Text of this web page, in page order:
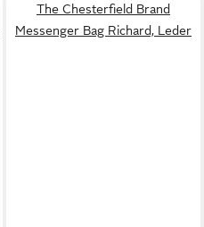
The Chesterfield Brand
Messenger Bag Richard, Leder